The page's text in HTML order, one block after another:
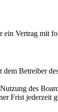
Vertrag mit
Betreiber
des
Frist jederzeit